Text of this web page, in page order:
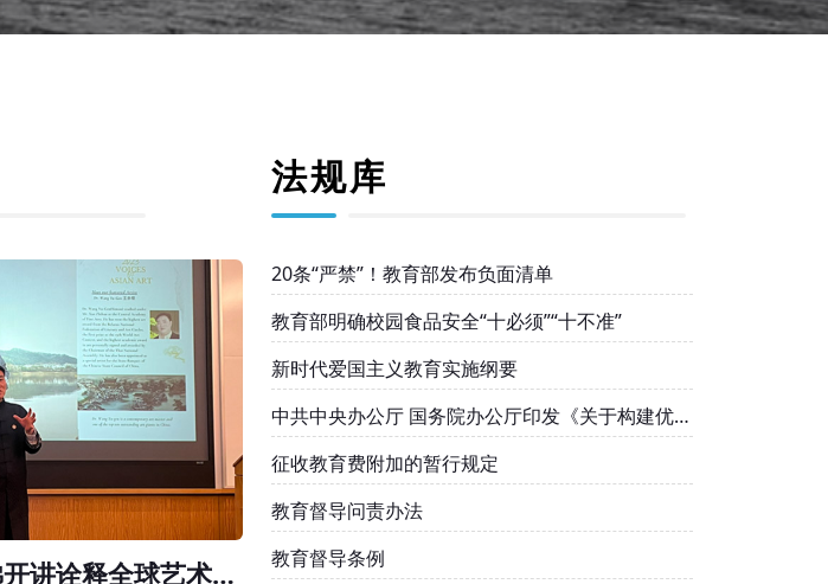
讲诠释全球艺术美
法规库
20条“严禁”！教育部发布负面清单
教育部明确校园食品安全“十必须”“十不准”
新时代爱国主义教育实施纲要
中共中央办公厅 国务院办公厅印发《关于构建优质
均衡的基本公共教育服务体系的意见》
征收教育费附加的暂行规定
教育督导问责办法
教育督导条例